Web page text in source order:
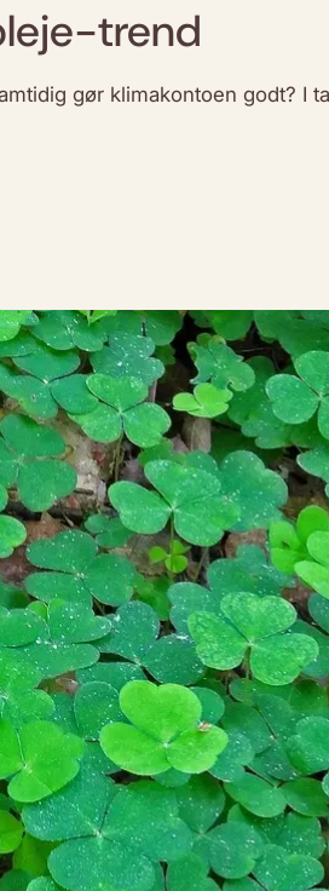
trend
gør klimakontoen godt? I